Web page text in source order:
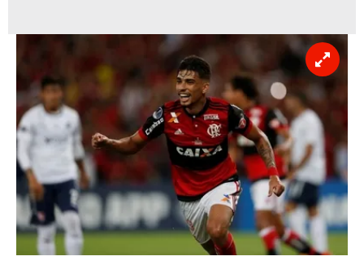
sınırlı olarak açık rızanız dahilinde kullanılacaktır.
Çerezlere ilişkin tercihlerinizi aşağıda yer alan panel
vasıtasıyla belirleyebilirsiniz. Çerezlere ilişkin detaylı bilgi
için Ayarlar butonuna tıklayabilir,Çerez Bilgilendirme
Metnimiziziyaret edebilirsiniz.
6698 sayılı Kişisel Verilerin Korunması Kanunu uyarınca
hazırlanmış Aydınlatma Metnimizi okumak ve sitemizde
ilgili mevzuata uygun olarak kullanılan çerezlerle ilgili bilgi
almak için lütfentıklayınız.